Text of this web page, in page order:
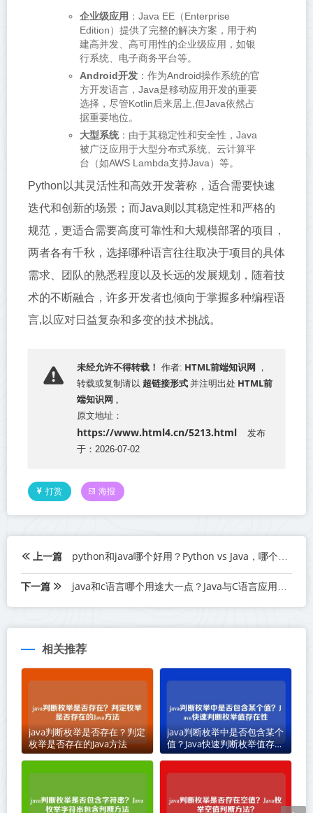
企业级应用 ：Java EE（Enterprise
Edition）提供了完整的解决方案，用于构
建高并发、高可用性的企业级应用，如银
行系统、电子商务平台等。
Android开发：作为Android操作系统的官
方开发语言，Java是移动应用开发的重要
选择，尽管Kotlin后来居上,但Java依然占
据重要地位。
大型系统：由于其稳定性和安全性，Java
被广泛应用于大型分布式系统、云计算平
台（如AWS Lambda支持Java）等。
Python以其灵活性和高效开发著称，适合需要快速
迭代和创新的场景；而Java则以其稳定性和严格的
规范，更适合需要高度可靠性和大规模部署的项目，
两者各有千秋，选择哪种语言往往取决于项目的具体
需求、团队的熟悉程度以及长远的发展规划，随着技
术的不断融合，许多开发者也倾向于掌握多种编程语
言,以应对日益复杂和多变的技术挑战。
未经允许不得转载！ 作者: HTML前端知识网 ，
转载或复制请以 超链接形式 并注明出处 HTML前
端知识网 。
原文地址：
https://www.html4.cn/5213.html
发布
于：2026-07-02
打赏 海报
上一篇 python和java哪个好用？Python vs Java，哪个更实用？
下一篇 java和c语言哪个用途大一点？Java与C语言应用比较
相关推荐
java判断枚举是否存在？判定
枚举是否存在的Java方法
java判断枚举中是否包含某个
值？Java快速判断枚举值存在
性